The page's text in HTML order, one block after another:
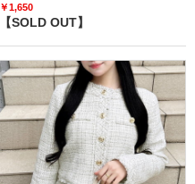
￥1,650
【SOLD OUT】